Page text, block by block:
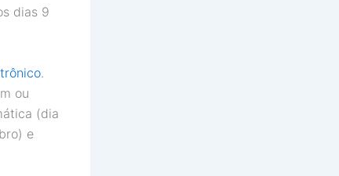
dias 9
.
ou
(dia
e